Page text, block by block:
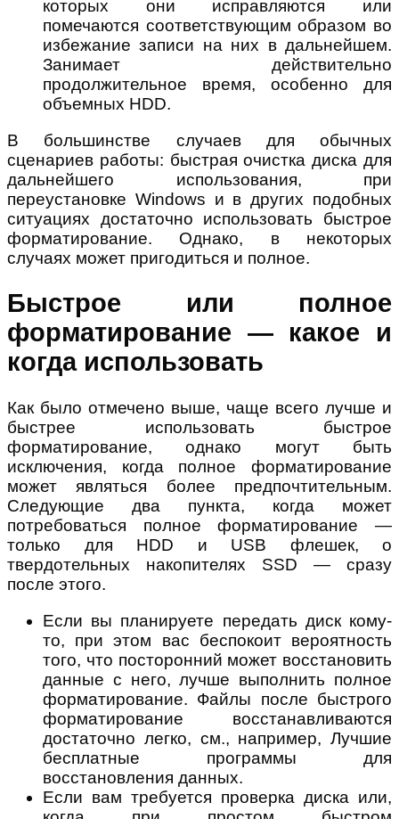
которых они исправляются или
помечаются соответствующим образом во
избежание записи на них в дальнейшем.
Занимает действительно
продолжительное время, особенно для
объемных HDD.
В большинстве случаев для обычных
сценариев работы: быстрая очистка диска для
дальнейшего использования, при
переустановке Windows и в других подобных
ситуациях достаточно использовать быстрое
форматирование. Однако, в некоторых
случаях может пригодиться и полное.
Быстрое или полное
форматирование — какое и
когда использовать
Как было отмечено выше, чаще всего лучше и
быстрее использовать быстрое
форматирование, однако могут быть
исключения, когда полное форматирование
может являться более предпочтительным.
Следующие два пункта, когда может
потребоваться полное форматирование —
только для HDD и USB флешек, о
твердотельных накопителях SSD — сразу
после этого.
Если вы планируете передать диск кому-
то, при этом вас беспокоит вероятность
того, что посторонний может восстановить
данные с него, лучше выполнить полное
форматирование. Файлы после быстрого
форматирование восстанавливаются
достаточно легко, см., например, Лучшие
бесплатные программы для
восстановления данных.
Если вам требуется проверка диска или,